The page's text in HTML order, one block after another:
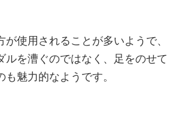
使用されることが多いようで、
ルを漕ぐのではなく、足をのせて
魅力的なようです。